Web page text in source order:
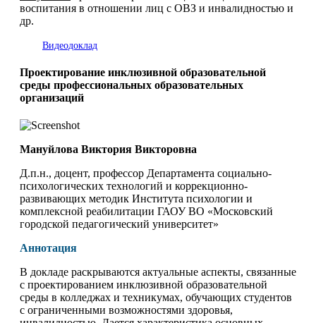
воспитания в отношении лиц с ОВЗ и инвалидностью и
др.
Видеодоклад
Проектирование инклюзивной образовательной
среды профессиональных образовательных
организаций
Мануйлова Виктория Викторовна
Д.п.н., доцент, профессор Департамента социально-
психологических технологий и коррекционно-
развивающих методик Института психологии и
комплексной реабилитации ГАОУ ВО «Московский
городской педагогический университет»
Аннотация
В докладе раскрываются актуальные аспекты, связанные
с проектированием инклюзивной образовательной
среды в колледжах и техникумах, обучающих студентов
с ограниченными возможностями здоровья,